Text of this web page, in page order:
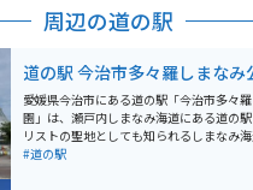
周辺の道の駅
道の駅 今治市多々羅しまなみ
愛媛県今治市にある道の駅「今治市多々
園」は、瀬戸内しまなみ海道にある道の
リストの聖地としても知られるしまなみ
置し、自転車の休憩はもちろん、来島海峡
#道の駅